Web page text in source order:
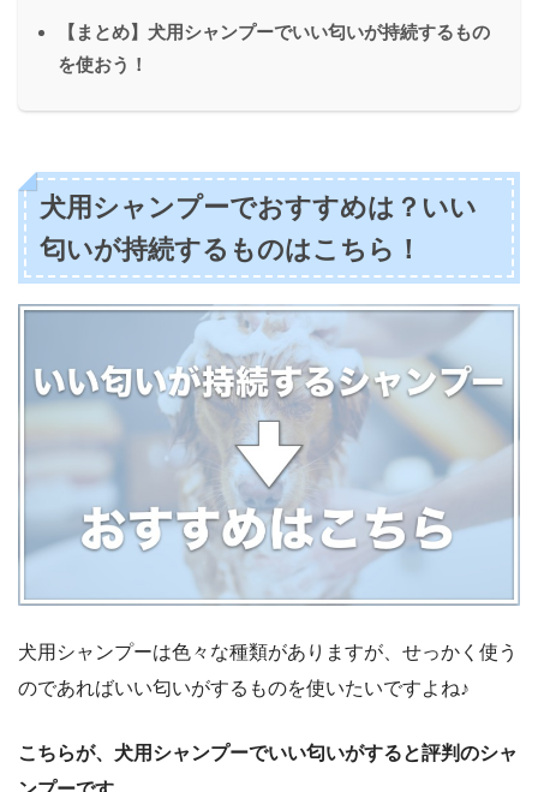
【まとめ】犬用シャンプーでいい匂いが持続するもの
を使おう！
犬用シャンプーでおすすめは？いい
匂いが持続するものはこちら！
犬用シャンプーは色々な種類がありますが、せっかく使う
のであればいい匂いがするものを使いたいですよね♪
こちらが、犬用シャンプーでいい匂いがすると評判のシャ